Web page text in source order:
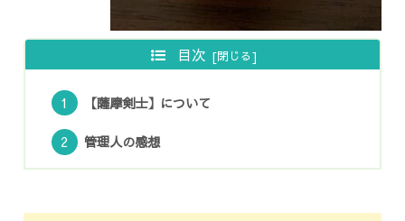
目次
【薩摩剣士】について
管理人の感想